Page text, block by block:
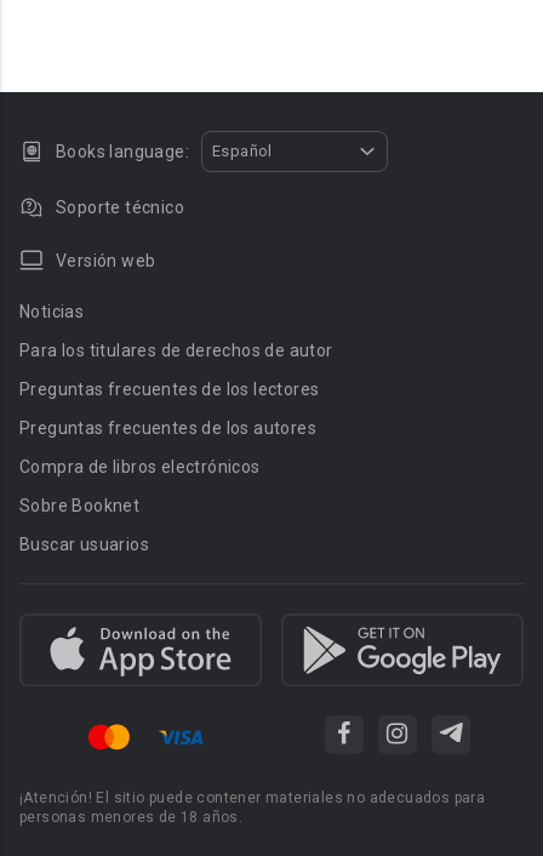
Books language: Español
Soporte técnico
Versión web
Noticias
Para los titulares de derechos de autor
Preguntas frecuentes de los lectores
Preguntas frecuentes de los autores
Compra de libros electrónicos
Sobre Booknet
Buscar usuarios
¡Atención! El sitio puede contener materiales no adecuados para
personas menores de 18 años.